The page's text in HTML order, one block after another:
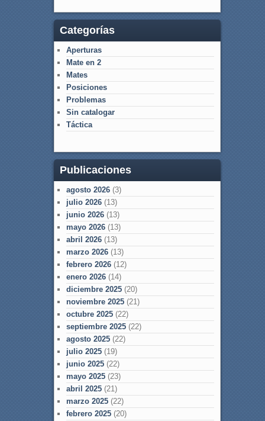
Categorías
Aperturas
Mate en 2
Mates
Posiciones
Problemas
Sin catalogar
Táctica
Publicaciones
agosto 2026(3)
julio 2026(13)
junio 2026(13)
mayo 2026(13)
abril 2026(13)
marzo 2026(13)
febrero 2026(12)
enero 2026(14)
diciembre 2025(20)
noviembre 2025(21)
octubre 2025(22)
septiembre 2025(22)
agosto 2025(22)
julio 2025(19)
junio 2025(22)
mayo 2025(23)
abril 2025(21)
marzo 2025(22)
febrero 2025(20)